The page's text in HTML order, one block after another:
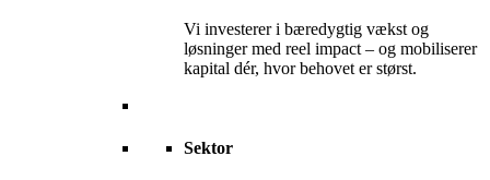
Vi investerer i bæredygtig vækst og
løsninger med reel impact – og mobiliserer
kapital dér, hvor behovet er størst.
Sektor